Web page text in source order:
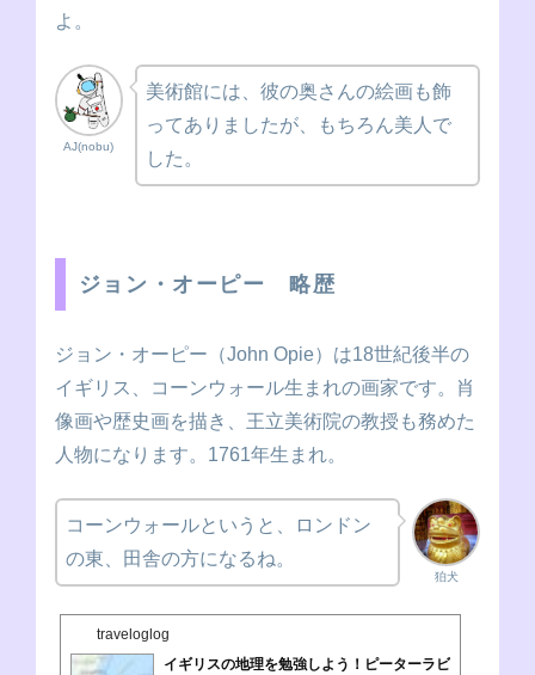
よ。
AJ(nobu)
美術館には、彼の奥さんの絵画も飾
ってありましたが、もちろん美人で
した。
ジョン・オーピー 略歴
ジョン・オーピー（John Opie）は18世紀後半の
イギリス、コーンウォール生まれの画家です。肖
像画や歴史画を描き、王立美術院の教授も務めた
人物になります。1761年生まれ。
狛犬
コーンウォールというと、ロンドン
の東、田舎の方になるね。
traveloglog
イギリスの地理を勉強しよう！ピーターラビ